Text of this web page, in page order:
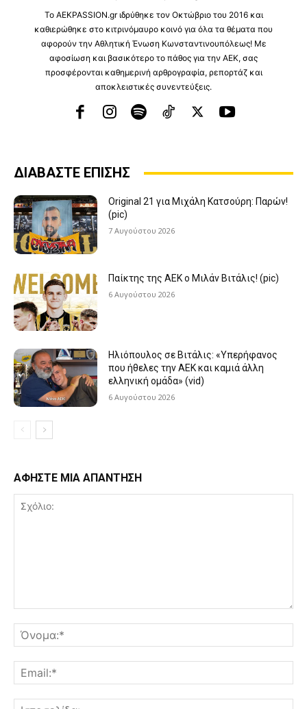
Το ⁦AEKPASSION.gr⁩ ιδρύθηκε τον Οκτώβριο του 2016 και
καθιερώθηκε στο κιτρινόμαυρο κοινό για όλα τα θέματα που
αφορούν την Αθλητική Ένωση Κωνσταντινουπόλεως! Με
αφοσίωση και βασικότερο το πάθος για την ΑΕΚ, σας
προσφέρονται καθημερινή αρθρογραφία, ρεπορτάζ και
αποκλειστικές συνεντεύξεις.
ΔΙΑΒΑΣΤΕ ΕΠΙΣΗΣ
Original 21 για Μιχάλη Κατσούρη: Παρών!
(pic)
7 Αυγούστου 2026
Παίκτης της ΑΕΚ ο Μιλάν Βιτάλις! (pic)
6 Αυγούστου 2026
Ηλιόπουλος σε Βιτάλις: «Υπερήφανος
που ήθελες την ΑΕΚ και καμιά άλλη
ελληνική ομάδα» (vid)
6 Αυγούστου 2026
ΑΦΗΣΤΕ ΜΙΑ ΑΠΑΝΤΗΣΗ